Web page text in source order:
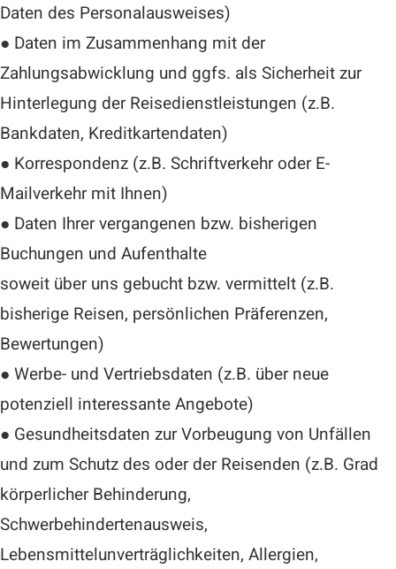
Daten des Personalausweises)
● Daten im Zusammenhang mit der
Zahlungsabwicklung und ggfs. als Sicherheit zur
Hinterlegung der Reisedienstleistungen (z.B.
Bankdaten, Kreditkartendaten)
● Korrespondenz (z.B. Schriftverkehr oder E-
Mailverkehr mit Ihnen)
● Daten Ihrer vergangenen bzw. bisherigen
Buchungen und Aufenthalte
soweit über uns gebucht bzw. vermittelt (z.B.
bisherige Reisen, persönlichen Präferenzen,
Bewertungen)
● Werbe- und Vertriebsdaten (z.B. über neue
potenziell interessante Angebote)
● Gesundheitsdaten zur Vorbeugung von Unfällen
und zum Schutz des oder der Reisenden (z.B. Grad
körperlicher Behinderung,
Schwerbehindertenausweis,
Lebensmittelunverträglichkeiten, Allergien,